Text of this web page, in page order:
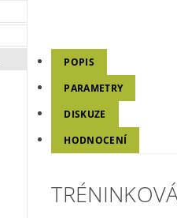
POPIS
PARAMETRY
DISKUZE
HODNOCENÍ